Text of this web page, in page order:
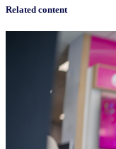
Related content